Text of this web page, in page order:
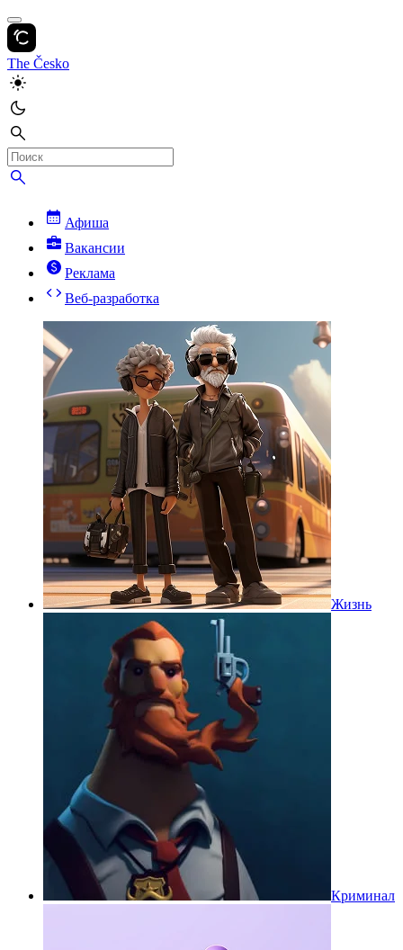
The Česko
Афиша
Вакансии
Реклама
Веб-разработка
Жизнь
Криминал